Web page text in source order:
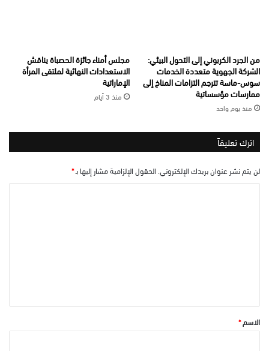
من الجرد الكربوني إلى التحول البيئي:
الشركة الجهوية متعددة الخدمات
سوس-ماسة تترجم التزامات المناخ إلى
ممارسات مؤسساتية
منذ يوم واحد
مجلس أمناء جائزة الحصباة يناقش
الاستعدادات النهائية لملتقى المرأة
الإماراتية
منذ 3 أيام
اترك تعليقاً
لن يتم نشر عنوان بريدك الإلكتروني. الحقول الإلزامية مشار إليها بـ*
*الاسم*